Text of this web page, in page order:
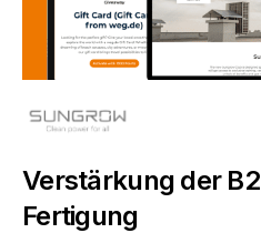
Verstärkung der
Fertigung